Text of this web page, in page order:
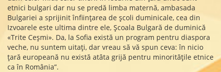
etnici bulgari dar nu se predă limba maternă, ambasada
Bulgariei a sprijinit înființarea de școli duminicale, cea din
Izvoarele este ultima dintre ele, Școala Bulgară de duminică
«Trite Ceșmi». Da, la Sofia există un program pentru diaspora
veche, nu suntem uitați, dar vreau să vă spun ceva: în nicio
țară europeană nu există atâta grijă pentru minoritățile etnice
ca în România”.